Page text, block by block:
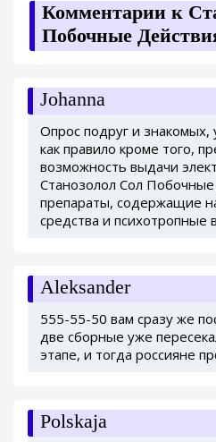
Комментарии к
Побочные
Johanna
Опрос подруг и
как правило кроме того,
возможность выдачи
Станозолол Сол
препараты, содержащие
средства и психотропные
Aleksander
555-55-50 вам сразу же
две сборные уже
этапе, и тогда россияне
Polskaja